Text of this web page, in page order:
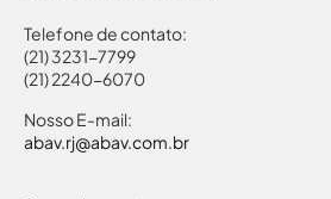
Telefone de contato:
(21) 3231-7799
(21) 2240-6070
Nosso E-mail:
abav.rj@abav.com.br